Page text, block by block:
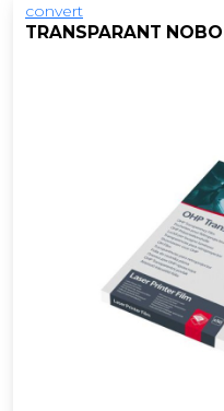
convert